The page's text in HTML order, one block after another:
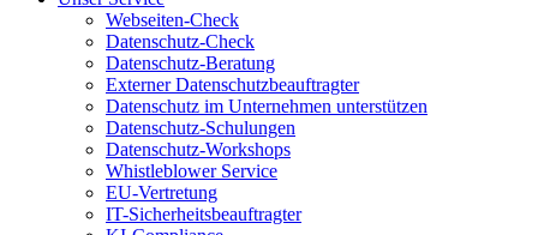
Webseiten-Check
Datenschutz-Check
Datenschutz-Beratung
Externer Datenschutzbeauftragter
Datenschutz im Unternehmen unterstützen
Datenschutz-Schulungen
Datenschutz-Workshops
Whistleblower Service
EU-Vertretung
IT-Sicherheitsbeauftragter